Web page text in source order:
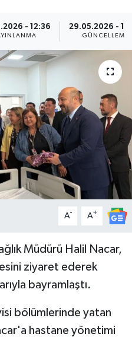
- 12:36 29.05.2026 -
GÜNCELLEME
A- A+
Müdürü Halil Nacar,
ziyaret ederek
bayramlaştı.
bölümlerinde yatan
hastane yönetimi